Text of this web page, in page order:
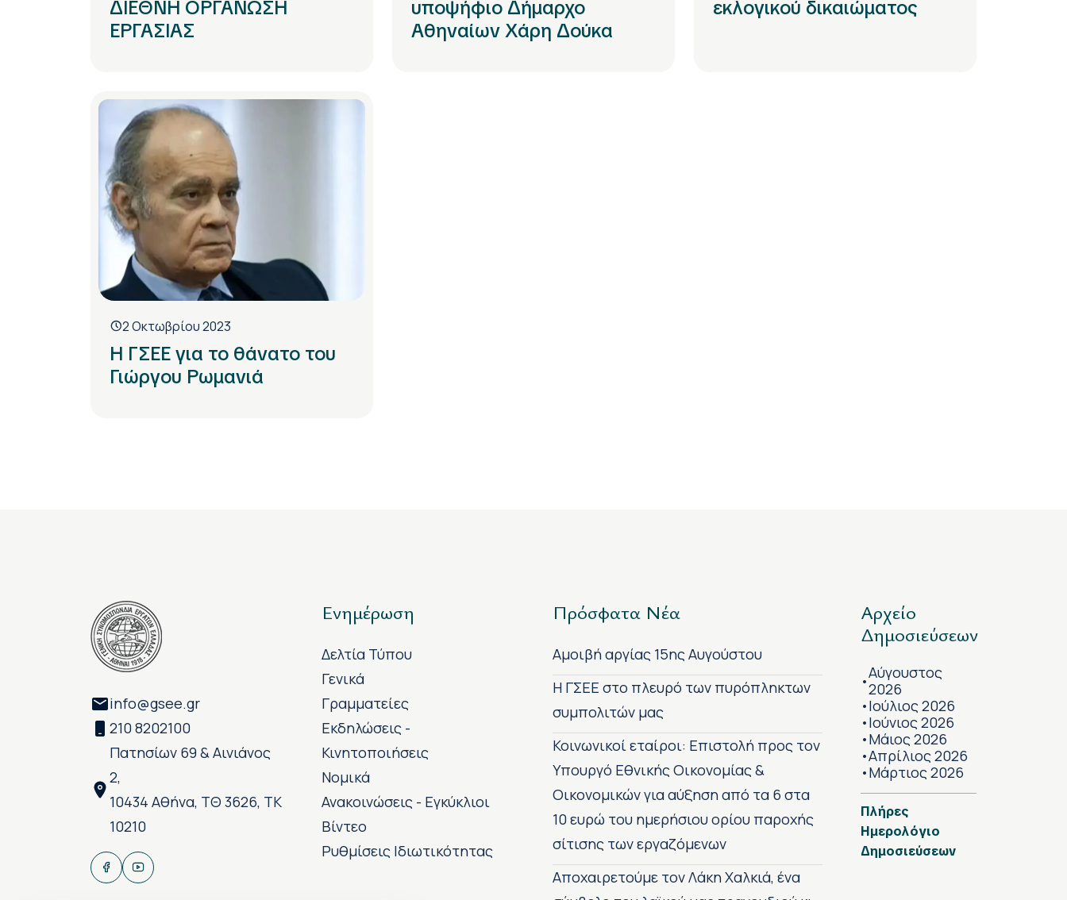
ΔΙΕΘΝΗ ΟΡΓΑΝΩΣΗ
ΕΡΓΑΣΙΑΣ
υποψήφιο Δήμαρχο
Αθηναίων Χάρη Δούκα
εκλογικού δικαιώματος
2 Οκτωβρίου 2023
Η ΓΣΕΕ για το θάνατο του
Γιώργου Ρωμανιά
info@gsee.gr
210 8202100
Πατησίων 69 & Αινιάνος
2,
10434 Αθήνα, ΤΘ 3626, ΤΚ
10210
Ενημέρωση
Δελτία Τύπου
Γενικά
Γραμματείες
Εκδηλώσεις -
Κινητοποιήσεις
Νομικά
Ανακοινώσεις - Εγκύκλιοι
Βίντεο
Ρυθμίσεις Ιδιωτικότητας
Πρόσφατα Νέα
Αμοιβή αργίας 15ης Αυγούστου
H ΓΣΕΕ στο πλευρό των πυρόπληκτων
συμπολιτών μας
Κοινωνικοί εταίροι: Επιστολή προς τον
Υπουργό Εθνικής Οικονομίας &
Οικονομικών για αύξηση από τα 6 στα
10 ευρώ του ημερήσιου ορίου παροχής
σίτισης των εργαζόμενων
Αποχαιρετούμε τον Λάκη Χαλκιά, ένα
Αρχείο
Δημοσιεύσεων
•Αύγουστος
2026
•Ιούλιος 2026
•Ιούνιος 2026
•Μάιος 2026
•Απρίλιος 2026
•Μάρτιος 2026
Πλήρες
Ημερολόγιο
Δημοσιεύσεων